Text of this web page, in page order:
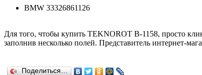
BMW 33326861126
Для того, чтобы купить TEKNOROT B-1158, просто
заполнив несколько полей. Представитель интернет-
Поделиться…